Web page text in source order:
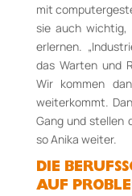
mit
sie auch wichtig,
erlernen.
das Warten und
Wir kommen
weiterkommt.
Gang und stellen
so Anika weiter.
DIE
AUF